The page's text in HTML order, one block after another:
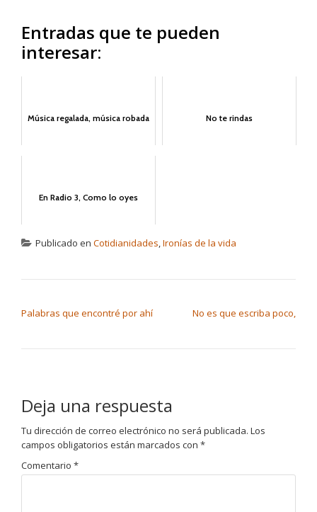
Entradas que te pueden
interesar:
Música regalada, música robada No te rindas
En Radio 3, Como lo oyes
Publicado en Cotidianidades,Ironías de la vida
Palabras que encontré por ahí No es que escriba poco,
Deja una respuesta
Tu dirección de correo electrónico no será publicada. Los
campos obligatorios están marcados con *
Comentario *